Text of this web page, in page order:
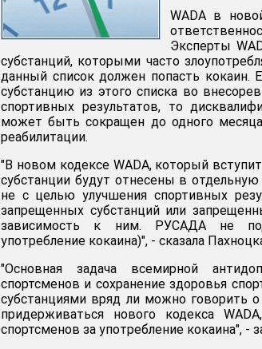
WADA в
Эксперты
субстанций, которыми часто
данный список должен попасть кокаин.
субстанцию из этого списка во
спортивных результатов, то
может быть сокращен до одного
реабилитации.
"В новом кодексе WADA, который
субстанции будут отнесены в
не с целью улучшения спортивных
запрещенных субстанций или
зависимость к ним. РУСАДА не
употребление кокаина)", - сказала
"Основная задача всемирной
спортсменов и сохранение здоровья
субстанциями вряд ли можно говорить
придерживаться нового кодекса
спортсменов за употребление кокаина", -